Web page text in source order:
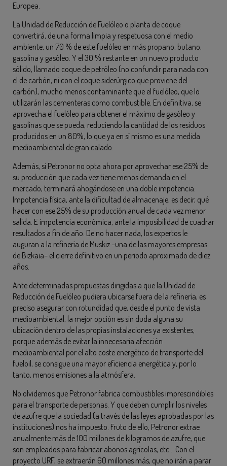
Europea.
La Unidad de Reducción de Fuelóleo o planta de coque
convertirá, de una forma limpia y respetuosa con el medio
ambiente, un 70 % de este fuelóleo en más propano, butano,
gasolina y gasóleo. Y el 30 % restante en un nuevo producto
sólido, llamado coque de petróleo (no confundir para nada con
el de carbón, ni con el coque siderúrgico que proviene del
carbón), mucho menos contaminante que el fuelóleo, que lo
utilizarán las cementeras como combustible. En definitiva, se
aprovecha el fuelóleo para obtener el máximo de gasóleo y
gasolinas que se pueda, reduciendo la cantidad de los residuos
producidos en un 80%, lo que ya en sí mismo es una medida
medioambiental de gran calado.
Además, si Petronor no opta ahora por aprovechar ese 25% de
su producción que cada vez tiene menos demanda en el
mercado, terminará ahogándose en una doble impotencia.
Impotencia física, ante la dificultad de almacenaje, es decir, qué
hacer con ese 25% de su producción anual de cada vez menor
salida. E impotencia económica, ante la imposibilidad de cuadrar
resultados a fin de año. De no hacer nada, los expertos le
auguran a la refinería de Muskiz –una de las mayores empresas
de Bizkaia– el cierre definitivo en un periodo aproximado de diez
años.
Ante determinadas propuestas dirigidas a que la Unidad de
Reducción de Fuelóleo pudiera ubicarse fuera de la refinería, es
preciso asegurar con rotundidad que, desde el punto de vista
medioambiental, la mejor opción es sin duda alguna su
ubicación dentro de las propias instalaciones ya existentes,
porque además de evitar la innecesaria afección
medioambiental por el alto coste energético de transporte del
fueloil, se consigue una mayor eficiencia energética y, por lo
tanto, menos emisiones a la atmósfera.
No olvidemos que Petronor fabrica combustibles imprescindibles
para el transporte de personas. Y que deben cumplir los niveles
de azufre que la sociedad (a través de las leyes aprobadas por las
instituciones) nos ha impuesto. Fruto de ello, Petronor extrae
anualmente más de 100 millones de kilogramos de azufre, que
son empleados para fabricar abonos agrícolas, etc… Con el
proyecto URF, se extraerán 60 millones más, que no irán a parar